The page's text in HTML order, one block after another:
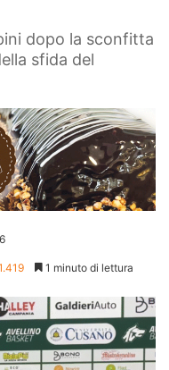
dopo la sconfitta
sfida del
1 minuto di lettura